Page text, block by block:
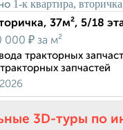
37м², 5/18
000 ₽ за м²
тракторных
запчастей
3D-туры по